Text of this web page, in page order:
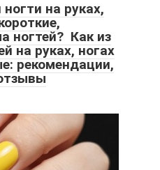
на руках,
ногтей? Как из
на руках, ногах
рекомендации,